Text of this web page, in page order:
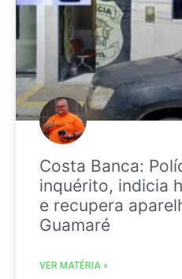
Costa Banca:
inquérito, indicia
e recupera
Guamaré
VER MATÉRIA »